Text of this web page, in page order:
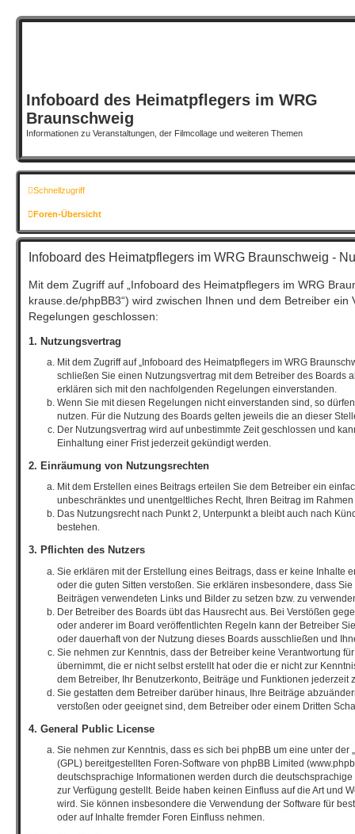
Infoboard des Heimatpflegers im WRG
Braunschweig
Informationen zu Veranstaltungen, der Filmcollage und weiteren Themen
Schnellzugriff
Foren-Übersicht
Infoboard des Heimatpflegers im WRG Braunschweig -
Mit dem Zugriff auf „Infoboard des Heimatpflegers im WRG
krause.de/phpBB3“) wird zwischen Ihnen und dem Betreiber ein
Regelungen geschlossen:
1. Nutzungsvertrag
Mit dem Zugriff auf „Infoboard des Heimatpflegers im WRG
schließen Sie einen Nutzungsvertrag mit dem Betreiber des Boards
erklären sich mit den nachfolgenden Regelungen einverstanden.
Wenn Sie mit diesen Regelungen nicht einverstanden sind, so
nutzen. Für die Nutzung des Boards gelten jeweils die an dieser
Der Nutzungsvertrag wird auf unbestimmte Zeit geschlossen und
Einhaltung einer Frist jederzeit gekündigt werden.
2. Einräumung von Nutzungsrechten
Mit dem Erstellen eines Beitrags erteilen Sie dem Betreiber ein
unbeschränktes und unentgeltliches Recht, Ihren Beitrag im
Das Nutzungsrecht nach Punkt 2, Unterpunkt a bleibt auch nach
bestehen.
3. Pflichten des Nutzers
Sie erklären mit der Erstellung eines Beitrags, dass er keine Inhalte
oder die guten Sitten verstoßen. Sie erklären insbesondere, dass
Beiträgen verwendeten Links und Bilder zu setzen bzw. zu
Der Betreiber des Boards übt das Hausrecht aus. Bei Verstößen
oder anderer im Board veröffentlichten Regeln kann der Betreiber
oder dauerhaft von der Nutzung dieses Boards ausschließen und
Sie nehmen zur Kenntnis, dass der Betreiber keine Verantwortung
übernimmt, die er nicht selbst erstellt hat oder die er nicht zur
dem Betreiber, Ihr Benutzerkonto, Beiträge und Funktionen jederzeit
Sie gestatten dem Betreiber darüber hinaus, Ihre Beiträge
verstoßen oder geeignet sind, dem Betreiber oder einem Dritten
4. General Public License
Sie nehmen zur Kenntnis, dass es sich bei phpBB um eine unter der „
(GPL) bereitgestellten Foren-Software von phpBB Limited
deutschsprachige Informationen werden durch die
zur Verfügung gestellt. Beide haben keinen Einfluss auf die Art und
wird. Sie können insbesondere die Verwendung der Software für
oder auf Inhalte fremder Foren Einfluss nehmen.